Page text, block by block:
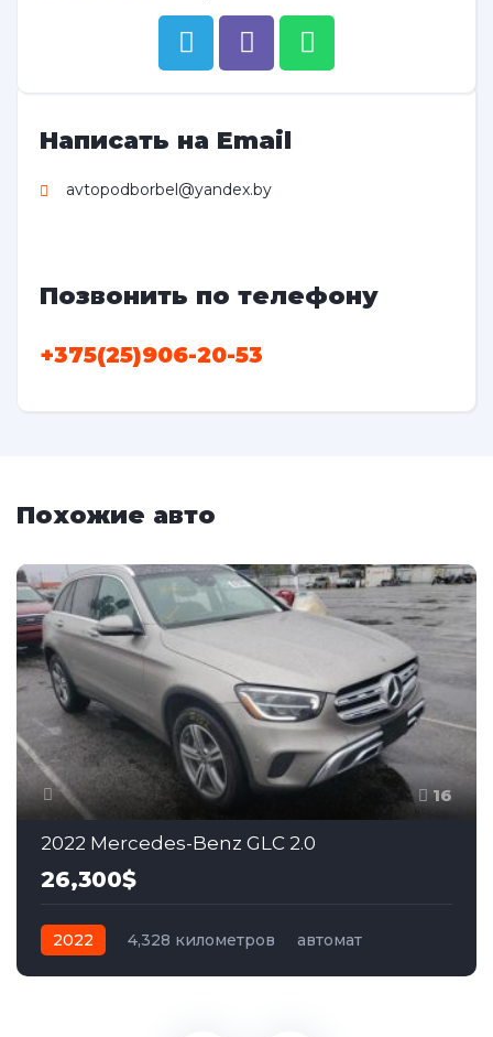
Написать на Email
avtopodborbel@yandex.by
Позвонить по телефону
+375(25)906-20-53
Похожие авто
16
2022 Mercedes-Benz GLC 2.0
26,300$
2022 4,328 километров
автомат